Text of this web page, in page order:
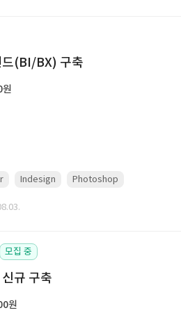
드(BI/BX) 구축
Indesign Photoshop
모집 중
규 구축
원